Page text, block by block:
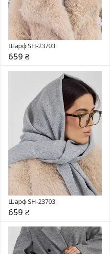
Шарф SH-23703
659 ₴
Шарф SH-23703
659 ₴